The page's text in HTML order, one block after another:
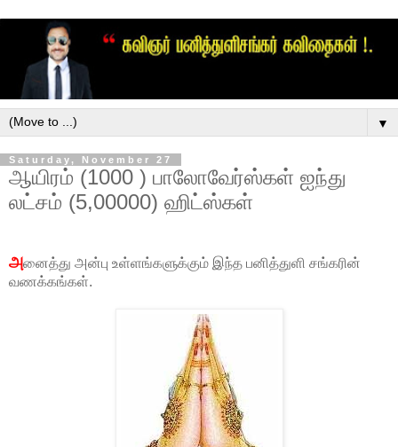
▼
Saturday, November 27
ஆயிரம் (1000 ) பாலோவேர்ஸ்கள் ஐந்து
லட்சம் (5,00000) ஹிட்ஸ்கள்
அனைத்து அன்பு உள்ளங்களுக்கும் இந்த பனித்துளி சங்கரின்
வணக்கங்கள்.